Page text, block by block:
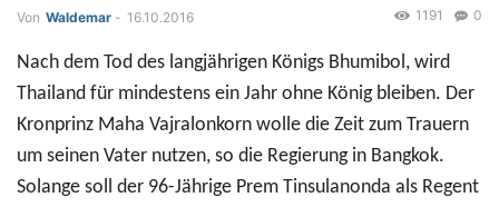
Von Waldemar - 16.10.2016 0
1191
Nach dem Tod des langjährigen Königs Bhumibol, wird
Thailand für mindestens ein Jahr ohne König bleiben. Der
Kronprinz Maha Vajralonkorn wolle die Zeit zum Trauern
um seinen Vater nutzen, so die Regierung in Bangkok.
Solange soll der 96-Jährige Prem Tinsulanonda als Regent